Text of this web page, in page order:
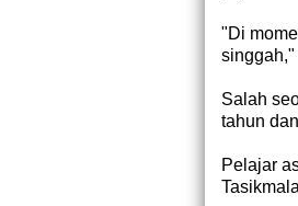
"Di
Salah
tahun
Pelajar